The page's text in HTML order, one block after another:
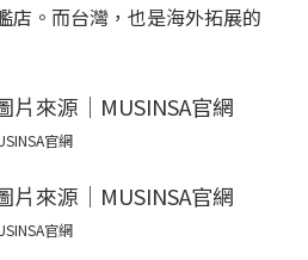
店。而台灣，也是海外拓展的
官網
官網